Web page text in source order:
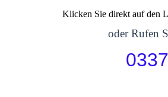
Klicken Sie direkt auf den
oder Rufen